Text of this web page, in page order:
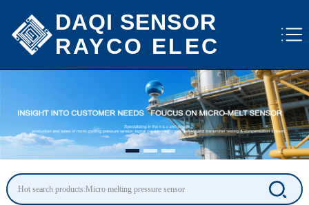
DAQI SENSOR
RAYCO ELEC